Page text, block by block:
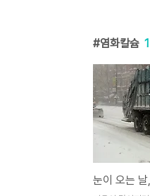
염화칼슘 1
눈이 오는